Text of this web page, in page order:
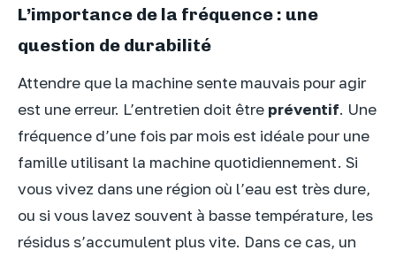
L’importance de la fréquence : une
question de durabilité
Attendre que la machine sente mauvais pour agir
est une erreur. L’entretien doit être préventif. Une
fréquence d’une fois par mois est idéale pour une
famille utilisant la machine quotidiennement. Si
vous vivez dans une région où l’eau est très dure,
ou si vous lavez souvent à basse température, les
résidus s’accumulent plus vite. Dans ce cas, un